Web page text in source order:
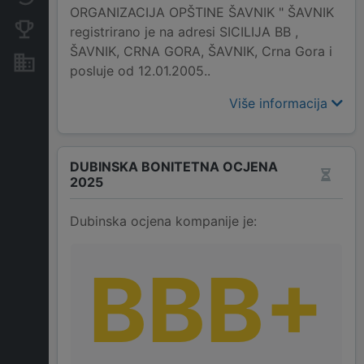
Konkurentne kompanije
Nekretnine i imovina
ORGANIZACIJA OPŠTINE ŠAVNIK " ŠAVNIK
registrirano je na adresi SICILIJA BB ,
ŠAVNIK, CRNA GORA, ŠAVNIK, Crna Gora i
posluje od 12.01.2005..
Više informacija
DUBINSKA BONITETNA OCJENA
2025
Dubinska ocjena kompanije je:
BBB+